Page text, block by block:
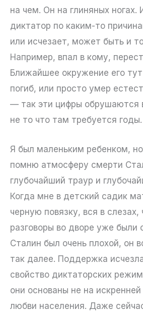
на чем. Он на глиняных ногах.
диктатор по каким-то
или исчезает, может быть и
Например, впал в кому,
Ближайшее окружение его
погиб, или просто умер
— так эти цифры обрушаются
не то что там требуется годы.
Я был маленьким ребенком,
помню атмосферу смерти
глубочайший траур и
Когда мне в детский садик
черную повязку, вся в слезах,
разговоры во дворе уже были
Сталин был очень плохой, он
так далее. Поддержка
свойство диктаторских
они основаны не на
любви населения. Даже